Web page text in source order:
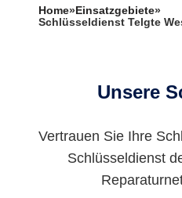
Home» Einsatzgebiete»
Schlüsseldienst Telgte
Unsere
Vertrauen Sie Ihre
Schlüsseldienst